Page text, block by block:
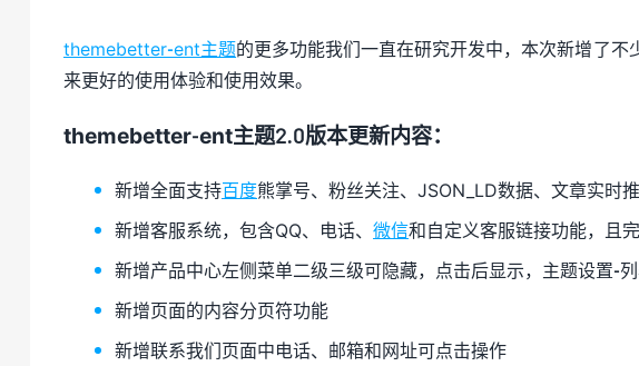
themebetter-ent主题的更多功能我们一直在研究开发中，本次新增了
来更好的使用体验和使用效果。
themebetter-ent主题2.0版本更新内容：
新增全面支持百度熊掌号、粉丝关注、JSON_LD数据、文章实时
新增客服系统，包含QQ、电话、 微信和自定义客服链接功能，且
新增产品中心左侧菜单二级三级可隐藏，点击后显示，主题设置-
新增页面的内容分页符功能
新增联系我们页面中电话、邮箱和网址可点击操作